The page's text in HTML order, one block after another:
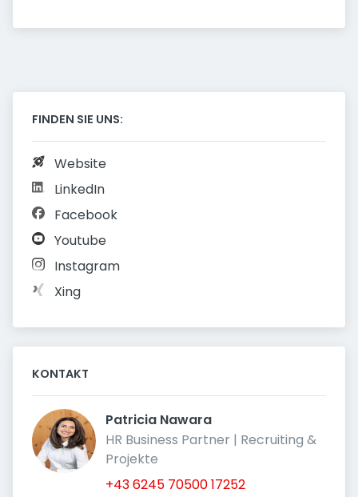
FINDEN SIE UNS:
Website
LinkedIn
Facebook
Youtube
Instagram
Xing
KONTAKT
Patricia Nawara
HR Business Partner | Recruiting &
Projekte
+43 6245 70500 17252